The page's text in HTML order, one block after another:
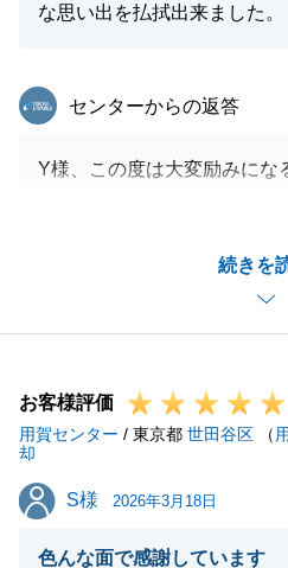
な思い出を払拭出来ました。
続きを
東急リバブル
センターからの返答
Y様、この度は大変励みにな
せていただく姿勢に好感を
Y様からいただいた感謝のお
意努めてまいります。
お客様評価
用賀センター / 東京都 世田谷区 （
却
S様
S様 2026年3月18日
色んな面で感謝しています